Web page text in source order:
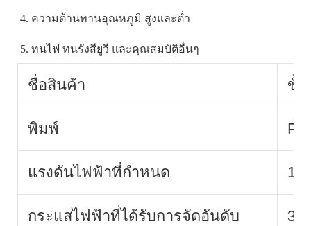
4. ความต้านทานอุณหภูมิ สูงและต่ำ
5. ทนไฟ ทนรังสียูวี และคุณสมบัติอื่นๆ
ชื่อสินค้า ขั้ว
พิมพ์
แรงดันไฟฟ้าที่กำหนด
กระแสไฟฟ้าที่ได้รับการจัดอันดับ